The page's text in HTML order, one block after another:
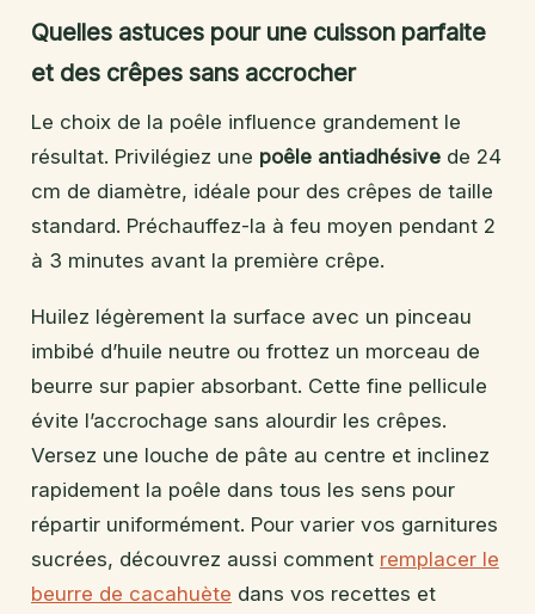
Quelles astuces pour une cuisson parfaite
et des crêpes sans accrocher
Le choix de la poêle influence grandement le
résultat. Privilégiez une poêle antiadhésive de 24
cm de diamètre, idéale pour des crêpes de taille
standard. Préchauffez-la à feu moyen pendant 2
à 3 minutes avant la première crêpe.
Huilez légèrement la surface avec un pinceau
imbibé d’huile neutre ou frottez un morceau de
beurre sur papier absorbant. Cette fine pellicule
évite l’accrochage sans alourdir les crêpes.
Versez une louche de pâte au centre et inclinez
rapidement la poêle dans tous les sens pour
répartir uniformément. Pour varier vos garnitures
sucrées, découvrez aussi comment remplacer le
beurre de cacahuète dans vos recettes et